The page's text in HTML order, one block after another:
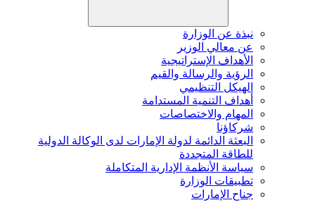
نبذة عن الوزارة
عن معالي الوزير
الأهداف الإستراتيجية
الرؤية والرسالة والقيم
الهيكل التنظيمي
أهداف التنمية المستدامة
المهام والاختصاصات
شركاؤنا
البعثة الدائمة لدولة الإمارات لدى الوكالة الدولية
للطاقة المتجددة
سياسة الأنظمة الإدارية المتكاملة
تطبيقات الوزارة
جناح الإمارات